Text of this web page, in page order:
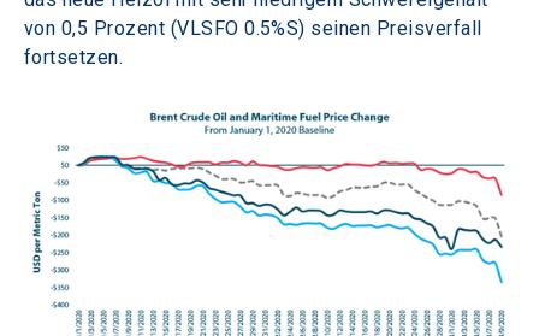
von 0,5 Prozent (VLSFO 0.5%S) seinen Preisverfall
fortsetzen.